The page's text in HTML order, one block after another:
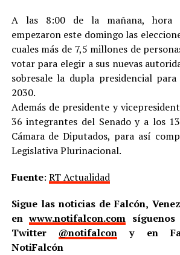
A las 8:00 de la mañana, hora
empezaron este domingo las
cuales más de 7,5 millones de
votar para elegir a sus nuevas
sobresale la dupla presidencial
2030.
Además de presidente y
36 integrantes del Senado y a los
Cámara de Diputados, para así
Legislativa Plurinacional.
Fuente: RT Actualidad
Sigue las noticias de Falcón,
enwww.notifalcon.com
Twitter @notifalcon y en
NotiFalcón